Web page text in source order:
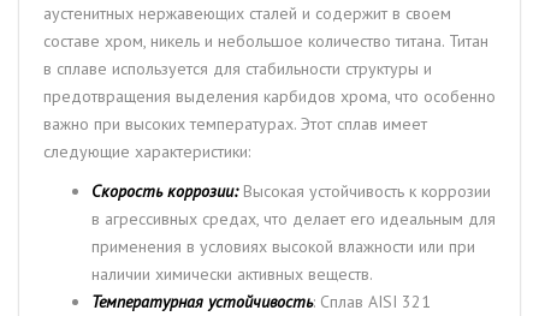
аустенитных нержавеющих сталей и содержит в своем
составе хром, никель и небольшое количество титана. Титан
в сплаве используется для стабильности структуры и
предотвращения выделения карбидов хрома, что особенно
важно при высоких температурах. Этот сплав имеет
следующие характеристики:
Скорость коррозии:Высокая устойчивость к коррозии
в агрессивных средах, что делает его идеальным для
применения в условиях высокой влажности или при
наличии химически активных веществ.
Температурная устойчивость: Сплав AISI 321